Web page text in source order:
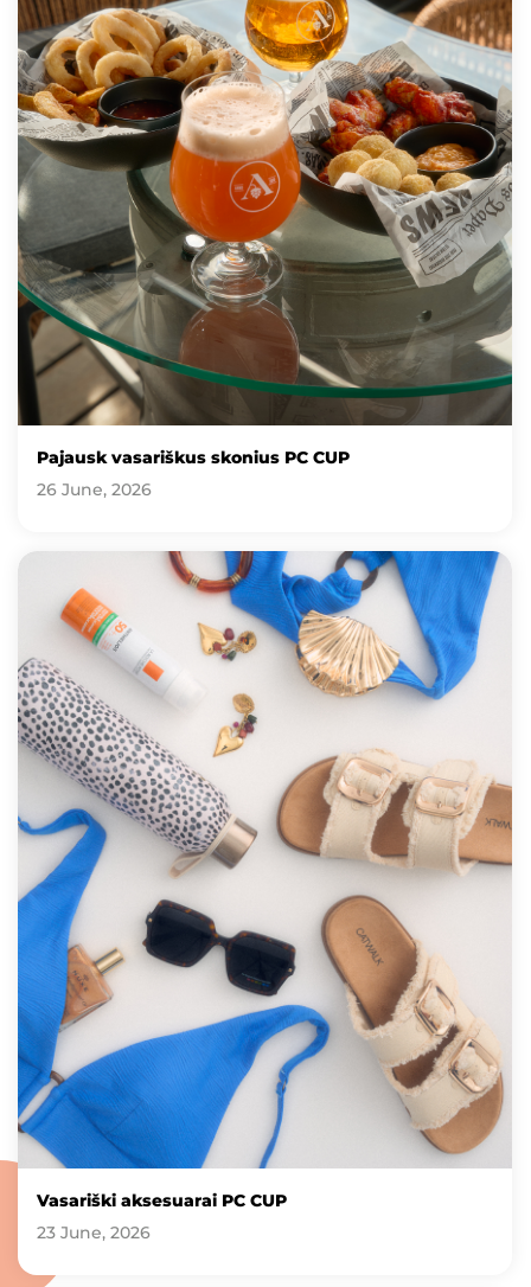
Pajausk vasariškus skonius PC CUP
26 June, 2026
Vasariški aksesuarai PC CUP
23 June, 2026